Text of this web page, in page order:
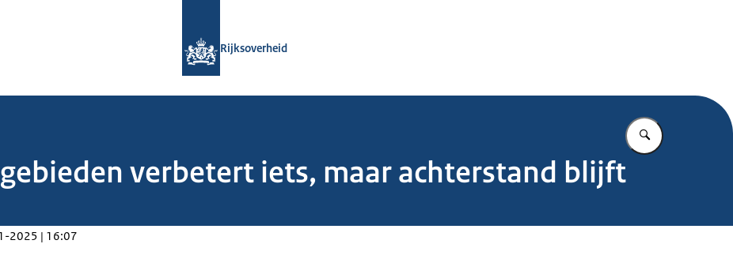
Rijksoverheid
Vul in wat u
verbetert iets, maar achterstand blijft
2025 | 16:07